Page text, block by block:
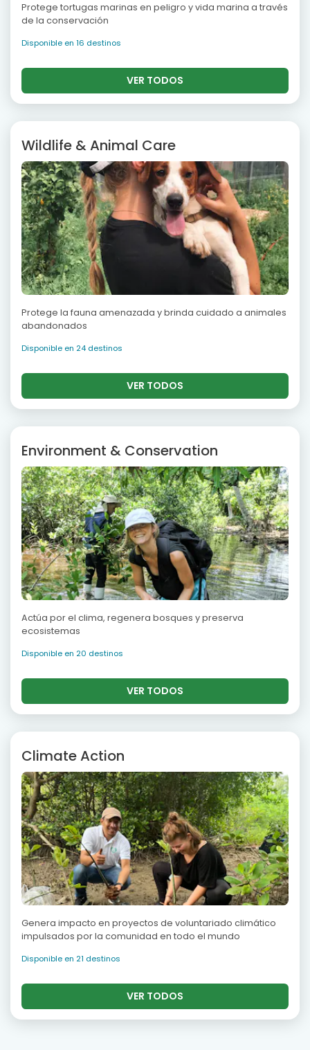
Protege tortugas marinas en peligro y vida marina a través
de la conservación
Disponible en 16 destinos
VER TODOS
Wildlife & Animal Care
Protege la fauna amenazada y brinda cuidado a animales
abandonados
Disponible en 24 destinos
VER TODOS
Environment & Conservation
Actúa por el clima, regenera bosques y preserva
ecosistemas
Disponible en 20 destinos
VER TODOS
Climate Action
Genera impacto en proyectos de voluntariado climático
impulsados por la comunidad en todo el mundo
Disponible en 21 destinos
VER TODOS